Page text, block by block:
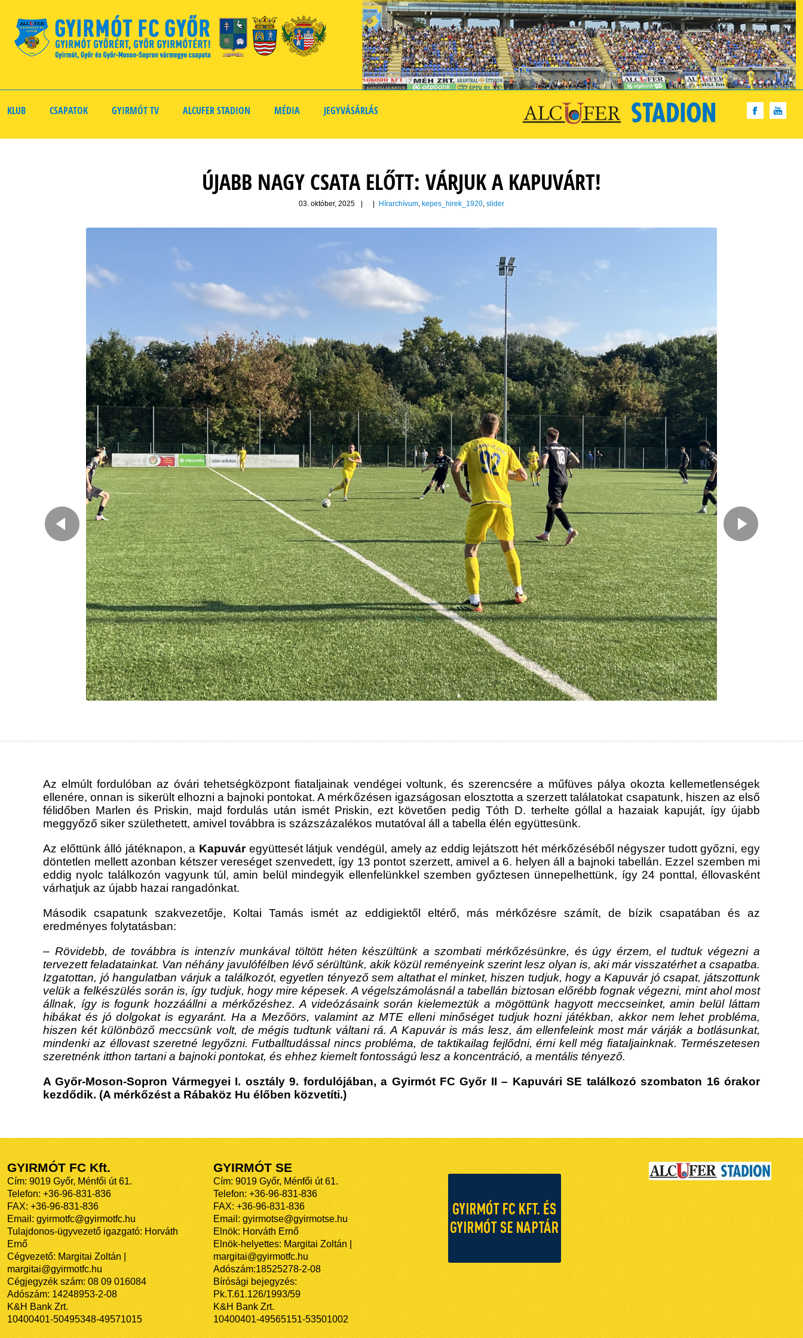
KLUB CSAPATOK GYIRMÓT TV ALCUFER STADION MÉDIA JEGYVÁSÁRLÁS
ÚJABB NAGY CSATA ELŐTT: VÁRJUK A KAPUVÁRT!
03. október, 2025 Hírarchívum, kepes_hirek_1920, slider
Az elmúlt fordulóban az óvári tehetségközpont fiataljainak vendégei voltunk, és szerencsére a műfüves pálya okozta kellemetlenségek
ellenére, onnan is sikerült elhozni a bajnoki pontokat. A mérkőzésen igazságosan elosztotta a szerzett találatokat csapatunk, hiszen az első
félidőben Marlen és Priskin, majd fordulás után ismét Priskin, ezt követően pedig Tóth D. terhelte góllal a hazaiak kapuját, így újabb
meggyőző siker születhetett, amivel továbbra is százszázalékos mutatóval áll a tabella élén együttesünk.
Az előttünk álló játéknapon, a Kapuváregyüttesét látjuk vendégül, amely az eddig lejátszott hét mérkőzéséből négyszer tudott győzni, egy
döntetlen mellett azonban kétszer vereséget szenvedett, így 13 pontot szerzett, amivel a 6. helyen áll a bajnoki tabellán. Ezzel szemben mi
eddig nyolc találkozón vagyunk túl, amin belül mindegyik ellenfelünkkel szemben győztesen ünnepelhettünk, így 24 ponttal, éllovasként
várhatjuk az újabb hazai rangadónkat.
Második csapatunk szakvezetője, Koltai Tamás ismét az eddigiektől eltérő, más mérkőzésre számít, de bízik csapatában és az
eredményes folytatásban:
– Rövidebb, de továbbra is intenzív munkával töltött héten készültünk a szombati mérkőzésünkre, és úgy érzem, el tudtuk végezni a
tervezett feladatainkat. Van néhány javulófélben lévő sérültünk, akik közül reményeink szerint lesz olyan is, aki már visszatérhet a csapatba.
Izgatottan, jó hangulatban várjuk a találkozót, egyetlen tényező sem altathat el minket, hiszen tudjuk, hogy a Kapuvár jó csapat, játszottunk
velük a felkészülés során is, így tudjuk, hogy mire képesek. A végelszámolásnál a tabellán biztosan előrébb fognak végezni, mint ahol most
állnak, így is fogunk hozzáállni a mérkőzéshez. A videózásaink során kielemeztük a mögöttünk hagyott meccseinket, amin belül láttam
hibákat és jó dolgokat is egyaránt. Ha a Mezőörs, valamint az MTE elleni minőséget tudjuk hozni játékban, akkor nem lehet probléma,
hiszen két különböző meccsünk volt, de mégis tudtunk váltani rá. A Kapuvár is más lesz, ám ellenfeleink most már várják a botlásunkat,
mindenki az éllovast szeretné legyőzni. Futballtudással nincs probléma, de taktikailag fejlődni, érni kell még fiataljainknak. Természetesen
szeretnénk itthon tartani a bajnoki pontokat, és ehhez kiemelt fontosságú lesz a koncentráció, a mentális tényező.
A Győr-Moson-Sopron Vármegyei I. osztály 9. fordulójában, a Gyirmót FC Győr II – Kapuvári SE találkozó szombaton 16 órakor
kezdődik. (A mérkőzést a Rábaköz Hu élőben közvetíti.)
GYIRMÓT FC Kft.
Cím: 9019 Győr, Ménfői út 61.
Telefon: +36-96-831-836
FAX: +36-96-831-836
Email: gyirmotfc@gyirmotfc.hu
Tulajdonos-ügyvezető igazgató: Horváth
Ernő
Cégvezető: Margitai Zoltán |
margitai@gyirmotfc.hu
Cégjegyzék szám: 08 09 016084
Adószám: 14248953-2-08
K&H Bank Zrt.
10400401-50495348-49571015
GYIRMÓT SE
Cím: 9019 Győr, Ménfői út 61.
Telefon: +36-96-831-836
FAX: +36-96-831-836
Email: gyirmotse@gyirmotse.hu
Elnök: Horváth Ernő
Elnök-helyettes: Margitai Zoltán |
margitai@gyirmotfc.hu
Adószám:18525278-2-08
Bírósági bejegyzés:
Pk.T.61.126/1993/59
K&H Bank Zrt.
10400401-49565151-53501002